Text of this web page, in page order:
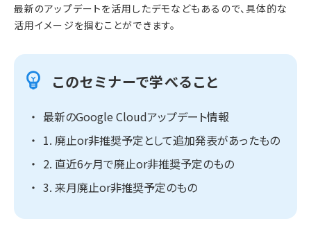
最新のアップデートを活用したデモなどもあるので、具体的な
活用イメージを掴むことができます。
このセミナーで学べること
最新のGoogle Cloudアップデート情報
1. 廃止or非推奨予定として追加発表があったもの
2. 直近6ヶ月で廃止or非推奨予定のもの
3. 来月廃止or非推奨予定のもの